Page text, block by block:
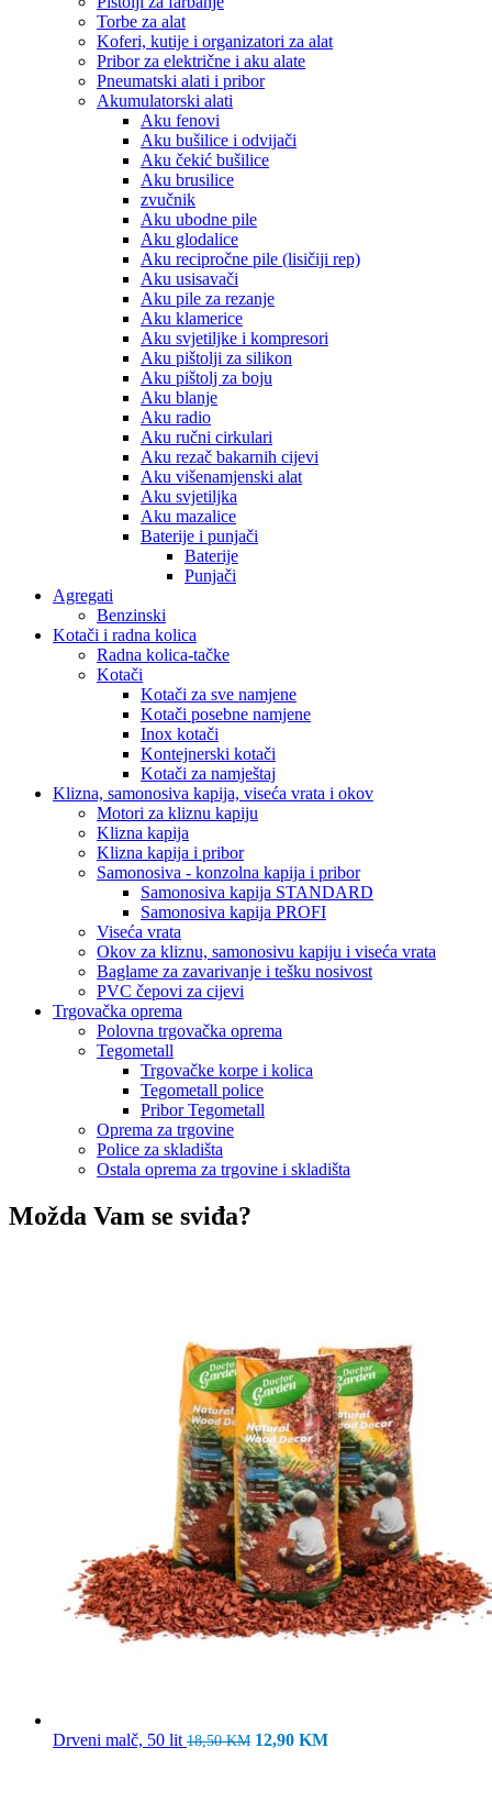
Torbe za alat
Koferi, kutije i organizatori za alat
Pribor za električne i aku alate
Pneumatski alati i pribor
Akumulatorski alati
Aku fenovi
Aku bušilice i odvijači
Aku čekić bušilice
Aku brusilice
zvučnik
Aku ubodne pile
Aku glodalice
Aku recipročne pile (lisičiji rep)
Aku usisavači
Aku pile za rezanje
Aku klamerice
Aku svjetiljke i kompresori
Aku pištolji za silikon
Aku pištolj za boju
Aku blanje
Aku radio
Aku ručni cirkulari
Aku rezač bakarnih cijevi
Aku višenamjenski alat
Aku svjetiljka
Aku mazalice
Baterije i punjači
Baterije
Punjači
Agregati
Benzinski
Kotači i radna kolica
Radna kolica-tačke
Kotači
Kotači za sve namjene
Kotači posebne namjene
Inox kotači
Kontejnerski kotači
Kotači za namještaj
Klizna, samonosiva kapija, viseća vrata i okov
Motori za kliznu kapiju
Klizna kapija
Klizna kapija i pribor
Samonosiva - konzolna kapija i pribor
Samonosiva kapija STANDARD
Samonosiva kapija PROFI
Viseća vrata
Okov za kliznu, samonosivu kapiju i viseća vrata
Baglame za zavarivanje i tešku nosivost
PVC čepovi za cijevi
Trgovačka oprema
Polovna trgovačka oprema
Tegometall
Trgovačke korpe i kolica
Tegometall police
Pribor Tegometall
Oprema za trgovine
Police za skladišta
Ostala oprema za trgovine i skladišta
Možda Vam se sviđa?
Drveni malč, 50 lit 18,50KM Izvorna
12,90 KMTrenutna